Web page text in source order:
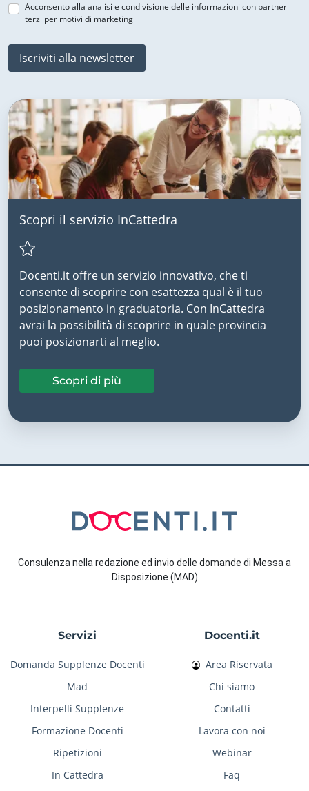
Acconsento alla analisi e condivisione delle informazioni con partner
terzi per motivi di marketing
Iscriviti alla newsletter
Scopri il servizio InCattedra
Docenti.it offre un servizio innovativo, che ti
consente di scoprire con esattezza qual è il tuo
posizionamento in graduatoria. Con InCattedra
avrai la possibilità di scoprire in quale provincia
puoi posizionarti al meglio.
Scopri di più
Consulenza nella redazione ed invio delle domande di Messa a
Disposizione (MAD)
Servizi
Domanda Supplenze Docenti
Mad
Interpelli Supplenze
Formazione Docenti
Ripetizioni
In Cattedra
Docenti.it
Area Riservata
Chi siamo
Contatti
Lavora con noi
Webinar
Faq